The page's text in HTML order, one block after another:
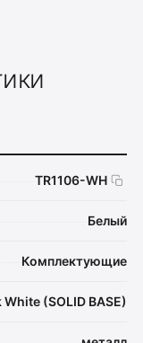
TR1106-WH
Белый
Комплектующие
White (SOLID BASE)